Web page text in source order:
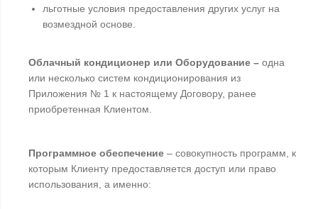
льготные условия предоставления других услуг на
возмездной основе.
Облачный кондиционер или Оборудование – одна
или несколько систем кондиционирования из
Приложения № 1 к настоящему Договору, ранее
приобретенная Клиентом.
Программное обеспечение – совокупность программ, к
которым Клиенту предоставляется доступ или право
использования, а именно: